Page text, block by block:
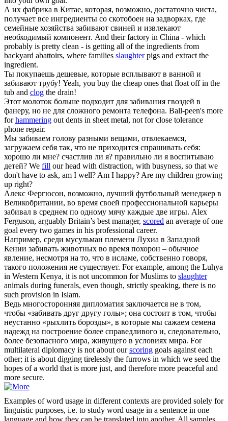
А их фабрика в Китае, которая, возможно, достаточно чиста,
получает все ингредиенты со скотобоен на задворках, где
семейные хозяйства забивают свиней и извлекают
необходимый компонент. And their factory in China - which
probably is pretty clean - is getting all of the ingredients from
backyard abattoirs, where families slaughterpigs and extract the
ingredient.
Ты покупаешь дешевые, которые всплывают в ванной и
забивают трубу! Yeah, you buy the cheap ones that float off in the
tub and clog the drain!
Этот молоток больше подходит для забивания гвоздей в
фанеру, но не для сложного ремонта телефона. Ball-peen's more
forhammering out dents in sheet metal, not for close tolerance
phone repair.
Мы забиваем голову разными вещами, отвлекаемся,
загружаем себя так, что не приходится спрашивать себя:
хорошо ли мне? счастлив ли я? правильно ли я воспитываю
детей? We fill our head with distraction, with busyness, so that we
don't have to ask, am I well? Am I happy? Are my children growing
up right?
Алекс Фергюсон, возможно, лучший футбольный менеджер в
Великобритании, во время своей профессиональной карьеры
забивал в среднем по одному мячу каждые две игры. Alex
Ferguson, arguably Britain’s best manager, scored an average of one
goal every two games in his professional career.
Например, среди мусульман племени Лухиа в Западной
Кении забивать животных во время похорон – обычное
явление, несмотря на то, что в исламе, собственно говоря,
такого положения не существует. For example, among the Luhya
in Western Kenya, it is not uncommon for Muslims to slaughter
animals during funerals, even though, strictly speaking, there is no
such provision in Islam.
Ведь многосторонняя дипломатия заключается не в том,
чтобы «забивать друг другу голы»; она состоит в том, чтобы
неустанно «рыхлить борозды», в которые мы сажаем семена
надежд на построение более справедливого и, следовательно,
более безопасного мира, живущего в условиях мира. For
multilateral diplomacy is not about ourscoring goals against each
other; it is about digging tirelessly the furrows in which we seed the
hopes of a world that is more just, and therefore more peaceful and
more secure.
Examples of word usage in different contexts are provided solely for
linguistic purposes, i.e. to study word usage in a sentence in one